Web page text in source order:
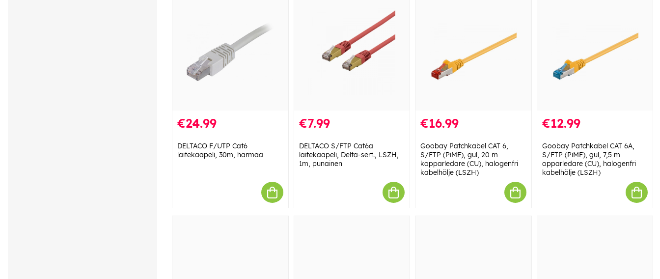
€24.99
DELTACO F/UTP Cat6
laitekaapeli, 30m, harmaa
€7.99
DELTACO S/FTP Cat6a
laitekaapeli, Delta-sert., LSZH,
1m, punainen
€16.99
Goobay Patchkabel CAT 6,
S/FTP (PiMF), gul, 20 m
kopparledare (CU), halogenfri
kabelhölje (LSZH)
€12.99
Goobay Patchkabel CAT 6A,
S/FTP (PiMF), gul, 7,5 m
opparledare (CU), halogenfri
kabelhölje (LSZH)